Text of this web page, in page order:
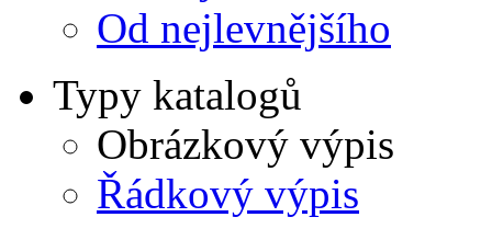
Od nejlevnějšího
Typy katalogů
Obrázkový výpis
Řádkový výpis